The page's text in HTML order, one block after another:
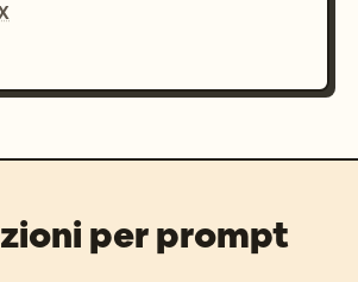
per prompt